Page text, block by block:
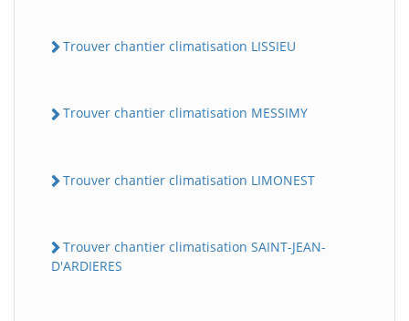
Trouver chantier climatisation LISSIEU
Trouver chantier climatisation MESSIMY
Trouver chantier climatisation LIMONEST
Trouver chantier climatisation SAINT-JEAN-
D'ARDIERES